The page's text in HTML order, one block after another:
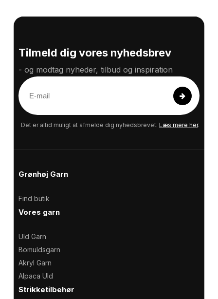
Tilmeld dig vores nyhedsbrev
- og modtag nyheder, tilbud og inspiration
E
m
a
Det er altid muligt at afmelde dig nyhedsbrevet. Læs mere her.
Grønhøj Garn
Find butik
Vores garn
Uld Garn
Bomuldsgarn
Akryl Garn
Alpaca Uld
Strikketilbehør